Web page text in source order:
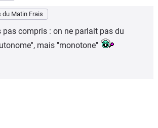
du Matin Frais
pas compris : on ne parlait pas du
mais ''monotone''